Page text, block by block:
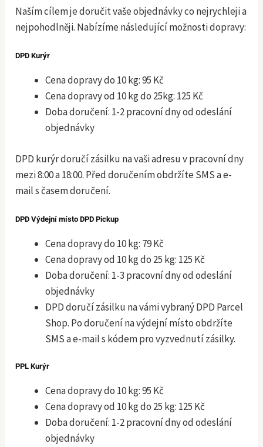
Naším cílem je doručit vaše objednávky co nejrychleji a
nejpohodlněji. Nabízíme následující možnosti dopravy:
DPD Kurýr
Cena dopravy do 10 kg: 95 Kč
Cena dopravy od 10 kg do 25kg: 125 Kč
Doba doručení: 1-2 pracovní dny od odeslání
objednávky
DPD kurýr doručí zásilku na vaši adresu v pracovní dny
mezi 8:00 a 18:00. Před doručením obdržíte SMS a e-
mail s časem doručení.
DPD Výdejní místo DPD Pickup
Cena dopravy do 10 kg: 79 Kč
Cena dopravy od 10 kg do 25 kg: 125 Kč
Doba doručení: 1-3 pracovní dny od odeslání
objednávky
DPD doručí zásilku na vámi vybraný DPD Parcel
Shop. Po doručení na výdejní místo obdržíte
SMS a e-mail s kódem pro vyzvednutí zásilky.
PPL Kurýr
Cena dopravy do 10 kg: 95 Kč
Cena dopravy od 10 kg do 25 kg: 125 Kč
Doba doručení: 1-2 pracovní dny od odeslání
objednávky